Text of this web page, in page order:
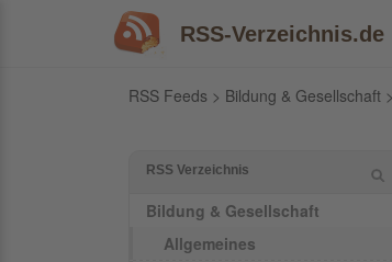
RSS-Verzeichnis.de
RSS Feeds > Bildung & Gesellschaft >
RSS Verzeichnis
Bildung & Gesellschaft
Allgemeines